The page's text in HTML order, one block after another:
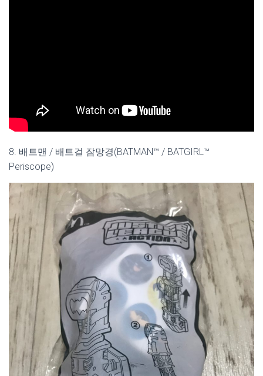
8. 배트맨 / 배트걸 잠망경(BATMAN™ / BATGIRL™
Periscope)